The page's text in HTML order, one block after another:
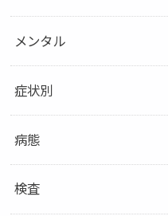
メンタル
症状別
病態
検査